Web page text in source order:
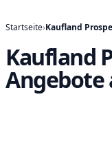
Startseite›Kaufland
Kaufland
Angebote